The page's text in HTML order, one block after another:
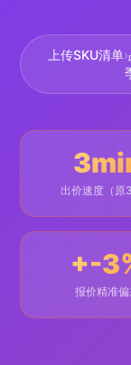
上传SKU清单›
出价速度（原3
+-
报价精准偏